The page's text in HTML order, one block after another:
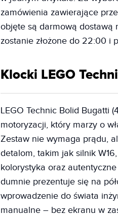
zamówienia zawierające
objęte są darmową dostawą
zostanie złożone do 22:00 i
Klocki LEGO
LEGO Technic Bolid Bugatti
motoryzacji, który marzy o
Zestaw nie wymaga prądu,
detalom, takim jak silnik
kolorystyka oraz
dumnie prezentuje się na
wprowadzenie do świata
manualne – bez ekranu w